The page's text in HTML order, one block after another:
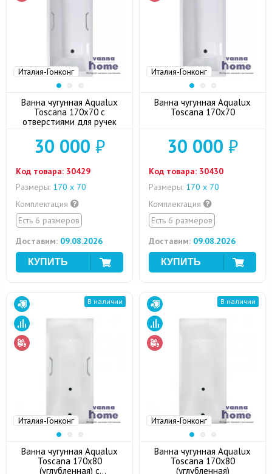
Италия-Гонконг
Ванна чугунная Aqualux
Toscana 170x70 с
отверстиями для ручек
30 000 ₽
Код товара: 30429
Размеры: 170 х 70
Комплектация
Есть 6 размеров
Доставим: 09.08.2026
Италия-Гонконг
Ванна чугунная Aqualux
Toscana 170x70
30 000 ₽
Код товара: 30430
Размеры: 170 х 70
Комплектация
Есть 6 размеров
Доставим: 09.08.2026
Италия-Гонконг
В наличии
Ванна чугунная Aqualux
Toscana 170x80
(углубленная) с
Италия-Гонконг
В наличии
Ванна чугунная Aqualux
Toscana 170x80
(углубленная)